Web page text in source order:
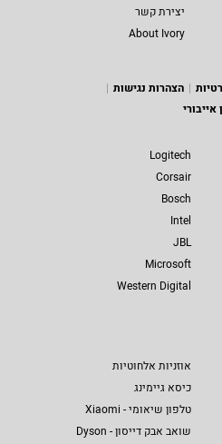
יצירת קשר
About Ivory
הצהרות נגישות
אייבורי
Logitech
Corsair
Bosch
Intel
JBL
Microsoft
Western Digital
אוזניות אלחוטיות
כיסא גיימינג
טלפון שיאומי - Xiaomi
שואב אבק דייסון - Dyson